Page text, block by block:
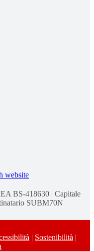
website
BS-418630 | Capitale
SUBM70N
| Sostenibilità |